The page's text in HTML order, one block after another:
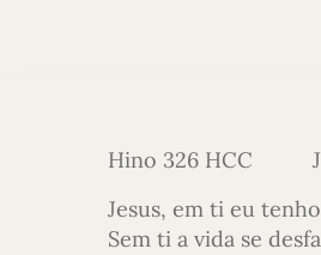
Hino 326 HCC
Jesus, em ti eu
Sem ti a vida se